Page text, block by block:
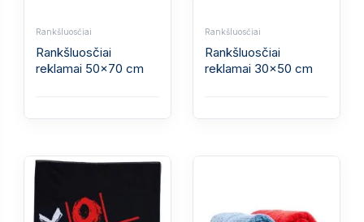
Rankšluosčiai
Rankšluosčiai
reklamai 50x70 cm
Rankšluosčiai
Rankšluosčiai
reklamai 30x50 cm